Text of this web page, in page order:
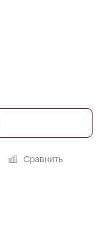
Сравнить